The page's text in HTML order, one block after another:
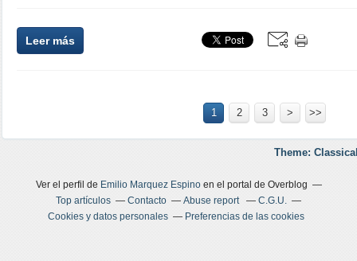
Leer más
1 2 3 > >>
Theme:
Ver el perfil de Emilio Marquez Espinoen el portal de Overblog
Top artículos
Contacto Abuse report
C.G.U.
Cookies y datos personales
Preferencias de las cookies